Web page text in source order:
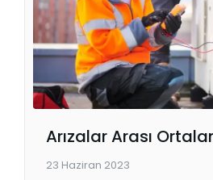
Arızalar Arası
23 Haziran 2023